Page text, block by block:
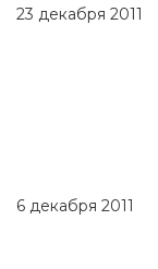
23 декабря 2011
6 декабря 2011